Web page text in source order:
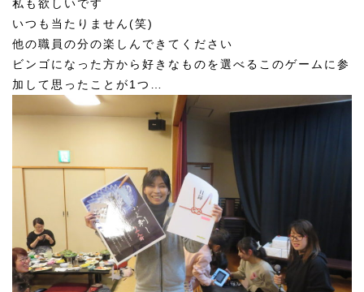
私も欲しいです
いつも当たりません(笑)
他の職員の分の楽しんできてください
ビンゴになった方から好きなものを選べるこのゲームに参
加して思ったことが1つ…